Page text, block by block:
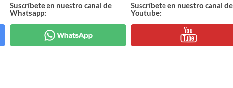
Suscríbete en nuestro canal de
Whatsapp:
Suscríbete en nuestro canal de
Youtube: